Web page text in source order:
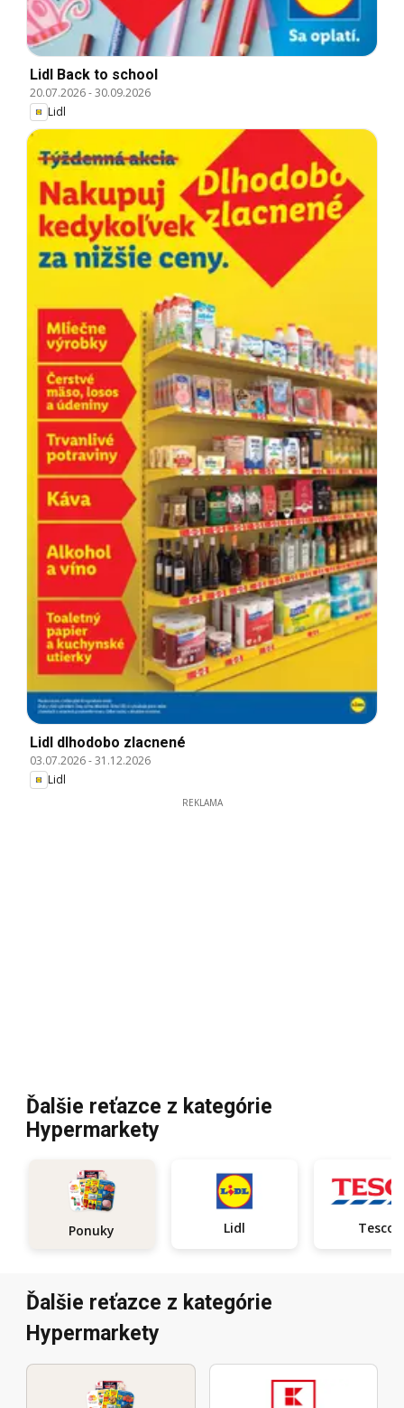
Lidl Back to school
20.07.2026-30.09.2026
Lidl
Lidl dlhodobo zlacnené
03.07.2026-31.12.2026
Lidl
REKLAMA
Ďalšie reťazce z kategórie
Hypermarkety
Ponuky Lidl Tesco
Ďalšie reťazce z kategórie
Hypermarkety